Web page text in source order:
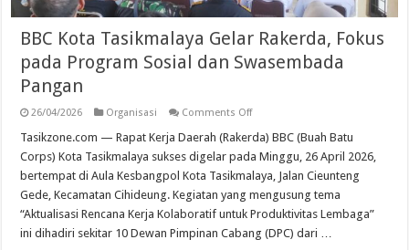
BBC Kota Tasikmalaya Gelar Rakerda, Fokus
pada Program Sosial dan Swasembada
Pangan
26/04/2026 Organisasi Comments Offon
Kota
Gelar
Rakerda,
Fokus
pada
Program
Sosial
dan
Swasembada
Tasikzone.com — Rapat Kerja Daerah (Rakerda) BBC (Buah Batu
Corps) Kota Tasikmalaya sukses digelar pada Minggu, 26 April 2026,
bertempat di Aula Kesbangpol Kota Tasikmalaya, Jalan Cieunteng
Gede, Kecamatan Cihideung. Kegiatan yang mengusung tema
“Aktualisasi Rencana Kerja Kolaboratif untuk Produktivitas Lembaga”
ini dihadiri sekitar 10 Dewan Pimpinan Cabang (DPC) dari …